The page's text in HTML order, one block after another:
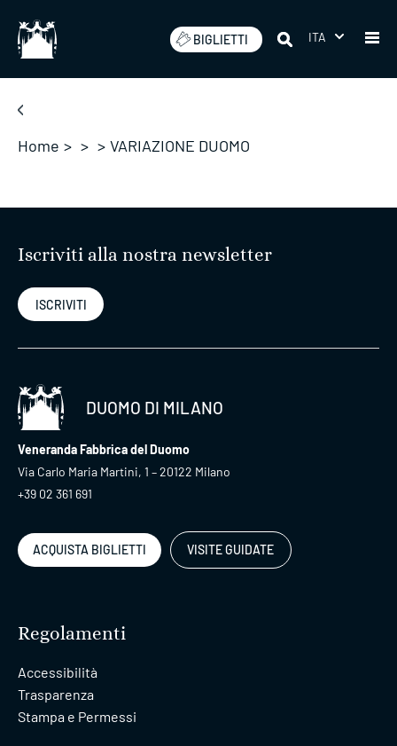
BIGLIETTI ITA
Home > > > VARIAZIONE DUOMO
Iscriviti alla nostra newsletter
ISCRIVITI
DUOMO DI MILANO
Veneranda Fabbrica del Duomo
Via Carlo Maria Martini, 1 – 20122 Milano
+39 02 361 691
ACQUISTA BIGLIETTI VISITE GUIDATE
Regolamenti
Accessibilità
Trasparenza
Stampa e Permessi